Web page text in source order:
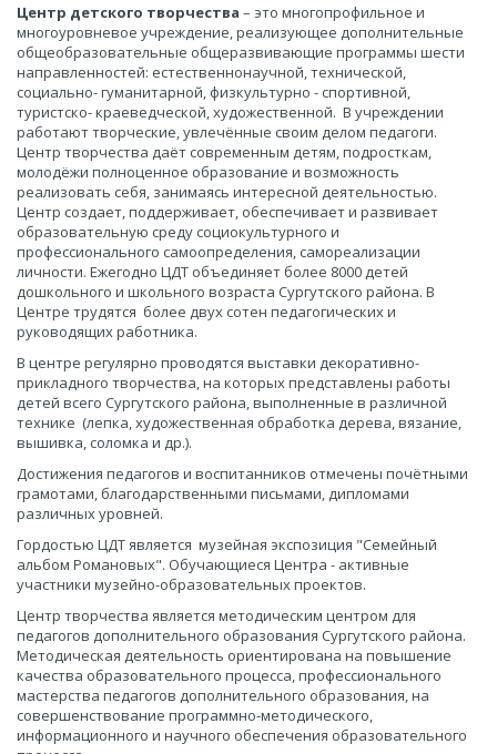
Центр детского творчества – это многопрофильное и
многоуровневое учреждение, реализующее дополнительные
общеобразовательные общеразвивающие программы шести
направленностей: естественнонаучной, технической,
социально- гуманитарной, физкультурно - спортивной,
туристско- краеведческой, художественной. В учреждении
работают творческие, увлечённые своим делом педагоги.
Центр творчества даёт современным детям, подросткам,
молодёжи полноценное образование и возможность
реализовать себя, занимаясь интересной деятельностью.
Центр создает, поддерживает, обеспечивает и развивает
образовательную среду социокультурного и
профессионального самоопределения, самореализации
личности. Ежегодно ЦДТ объединяет более 8000 детей
дошкольного и школьного возраста Сургутского района. В
Центре трудятся более двух сотен педагогических и
руководящих работника.
В центре регулярно проводятся выставки декоративно-
прикладного творчества, на которых представлены работы
детей всего Сургутского района, выполненные в различной
технике (лепка, художественная обработка дерева, вязание,
вышивка, соломка и др.).
Достижения педагогов и воспитанников отмечены почётными
грамотами, благодарственными письмами, дипломами
различных уровней.
Гордостью ЦДТ является музейная экспозиция "Семейный
альбом Романовых". Обучающиеся Центра - активные
участники музейно-образовательных проектов.
Центр творчества является методическим центром для
педагогов дополнительного образования Сургутского района.
Методическая деятельность ориентирована на повышение
качества образовательного процесса, профессионального
мастерства педагогов дополнительного образования, на
совершенствование программно-методического,
информационного и научного обеспечения образовательного